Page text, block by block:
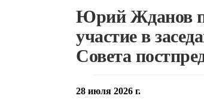
Юрий Жданов
участие в
Совета
28 июля 2026 г.